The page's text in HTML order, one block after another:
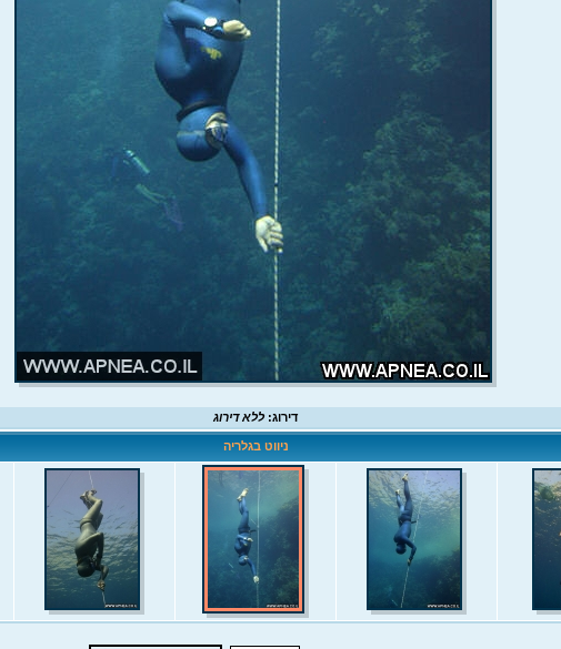
דירוג:ללא דירוג
ניווט בגלריה